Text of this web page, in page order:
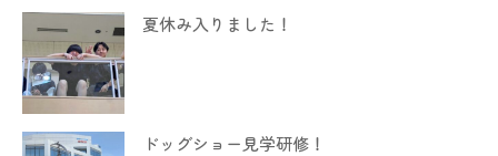
夏休み入りました！
ドッグショー見学研修！